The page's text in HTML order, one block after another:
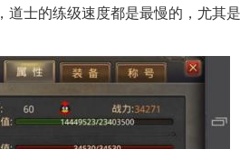
，道士的练级速度都是最慢的，尤其